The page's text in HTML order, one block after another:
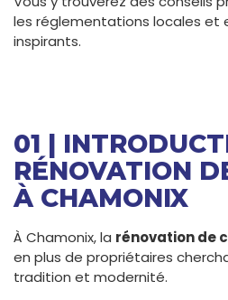
les réglementations locales et
inspirants.
01 |
RÉNOVATION
À CHAMONIX
À Chamonix, la rénovation de
en plus de propriétaires
tradition et modernité.